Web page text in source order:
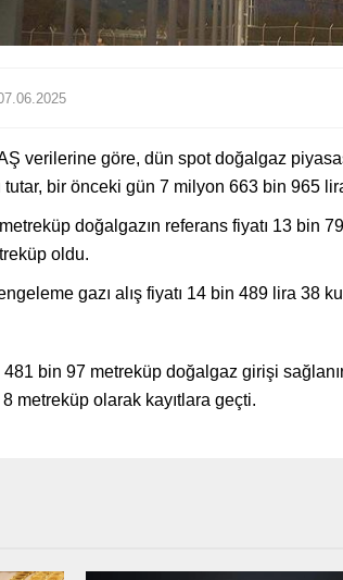
verilerine göre, dün spot doğalgaz
tutar, bir önceki gün 7 milyon 663 bin 965
doğalgazın referans fiyatı 13 bin
oldu.
gazı alış fiyatı 14 bin 489 lira 38
bin 97 metreküp doğalgaz girişi
metreküp olarak kayıtlara geçti.